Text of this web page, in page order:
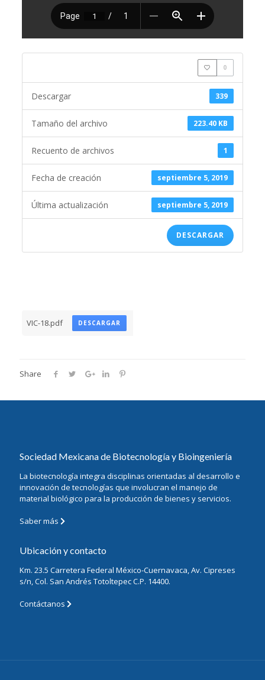
0
339
Descargar
223.40 KB
Tamaño del archivo
1
Recuento de archivos
septiembre 5, 2019
Fecha de creación
septiembre 5, 2019
Última actualización
DESCARGAR
VIC-18.pdf DESCARGAR
Share
Sociedad Mexicana de Biotecnología y Bioingeniería
La biotecnología integra disciplinas orientadas al desarrollo e
innovación de tecnologías que involucran el manejo de
material biológico para la producción de bienes y servicios.
Saber más
Ubicación y contacto
Km. 23.5 Carretera Federal México-Cuernavaca, Av. Cipreses
s/n, Col. San Andrés Totoltepec C.P. 14400.
Contáctanos